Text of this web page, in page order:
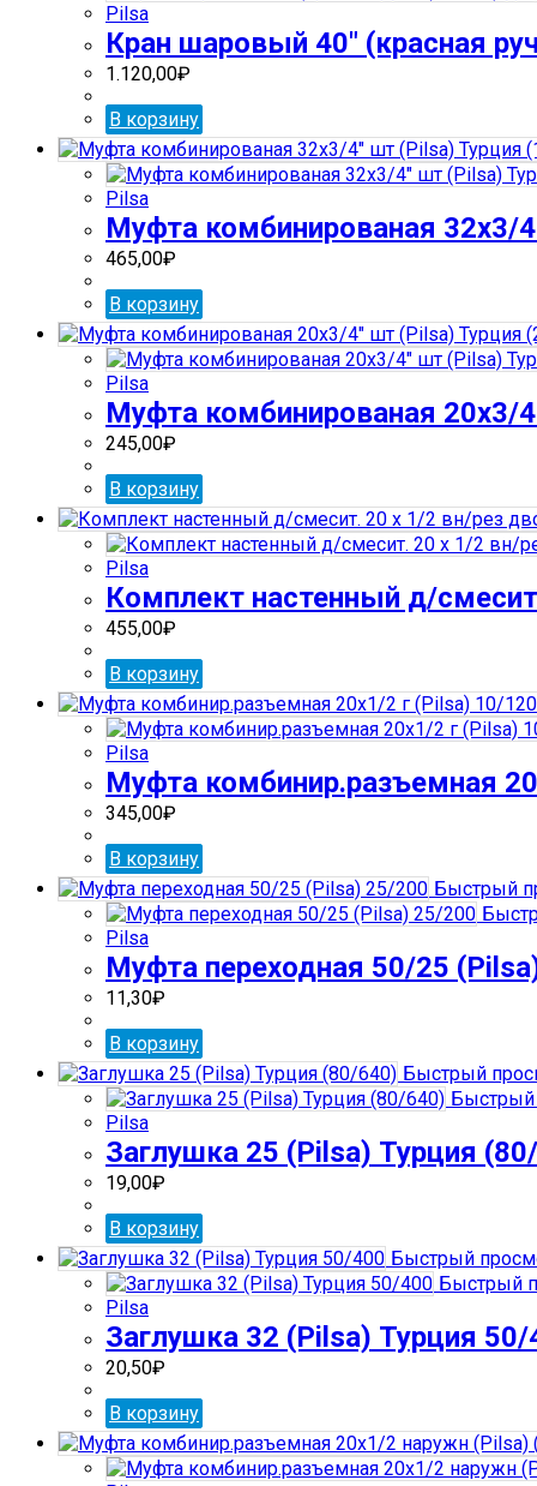
Pilsa
Кран шаровый 40″ (красная
1.120,00₽
В корзину
Pilsa
Муфта комбинированая 32х3/
465,00₽
В корзину
Pilsa
Муфта комбинированая 20х3/
245,00₽
В корзину
Pilsa
Комплект настенный д/
455,00₽
В корзину
Pilsa
Муфта комбинир.разъемная
345,00₽
В корзину
Быстрый
Pilsa
Муфта переходная 50/25
11,30₽
В корзину
Быстрый
Быстрый
Pilsa
Заглушка 25 (Pilsa) Турция
19,00₽
В корзину
Быстрый
Быстрый
Pilsa
Заглушка 32 (Pilsa) Турция 50/
20,50₽
В корзину